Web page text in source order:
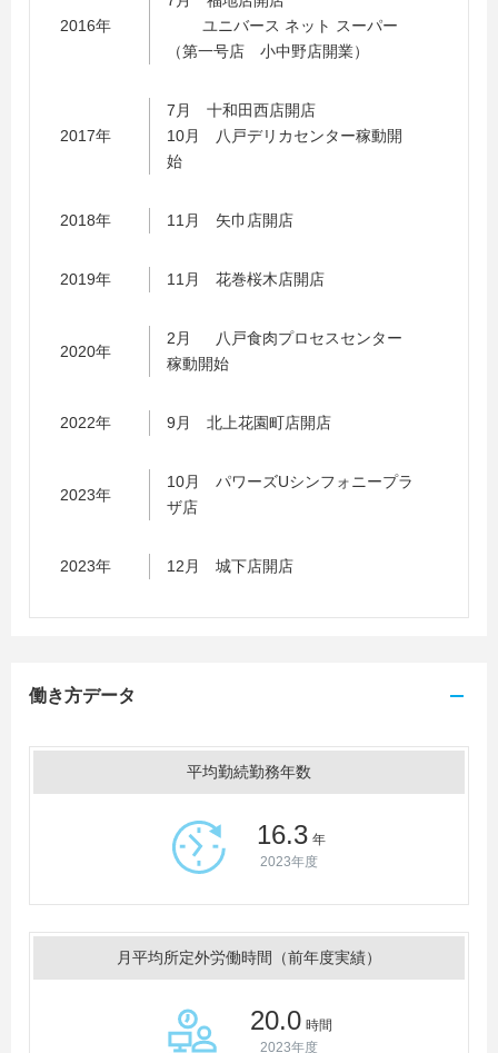
2016年
ユニバース ネット スーパー
（第一号店 小中野店開業）
2017年
7月 十和田西店開店
10月 八戸デリカセンター稼動開
始
2018年 11月 矢巾店開店
2019年 11月 花巻桜木店開店
2020年
2月 八戸食肉プロセスセンター
稼動開始
2022年 9月 北上花園町店開店
2023年
10月 パワーズUシンフォニープラ
ザ店
2023年 12月 城下店開店
働き方データ
平均勤続勤務年数
16.3 年
2023年度
月平均所定外労働時間（前年度実績）
20.0 時間
2023年度